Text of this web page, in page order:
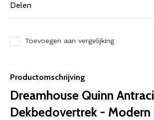
Delen
Toevoegen aan vergelijking
Productomschrijving
Dreamhouse Quinn
Dekbedovertrek - Modern